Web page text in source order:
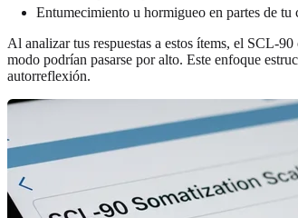
Entumecimiento u hormigueo en partes de tu
Al analizar tus respuestas a estos ítems, el SCL-
modo podrían pasarse por alto. Este enfoque
autorreflexión.